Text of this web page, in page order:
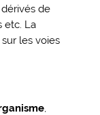
de
etc. La
les voies
,